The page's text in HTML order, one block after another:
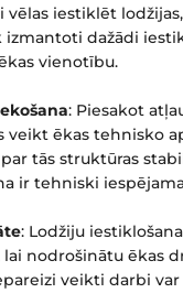
vēlas iestiklēt
izmantoti dažādi
vienotību.
: Piesakot
veikt ēkas tehnisko
tās struktūras
ir tehniski
: Lodžiju
nodrošinātu ēkas
veikti darbi